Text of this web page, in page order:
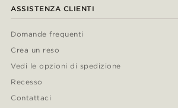
ASSISTENZA CLIENTI
Domande frequenti
Crea un reso
Vedi le opzioni di spedizione
Recesso
Contattaci